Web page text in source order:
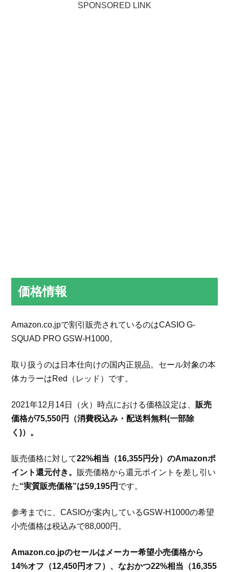
SPONSORED LINK
価格情報
Amazon.co.jpで割引販売されているのはCASIO G-
SQUAD PRO GSW-H1000。
取り扱うのは日本仕向けの国内正規品。セール対象の本
体カラーはRed（レッド）です。
2021年12月14日（火）時点における価格設定は、 販売
価格が75,550円（消費税込み・配送料無料(一部除
く)）。
販売価格に対して22%相当（16,355円分）のAmazonポ
イント還元付き。 販売価格から還元ポイントを差し引い
た“実質販売価格”は59,195円 です。
参考までに、CASIOが案内しているGSW-H1000の希望
小売価格は税込みで88,000円。
Amazon.co.jpのセールはメーカー希望小売価格から
14%オフ（12,450円オフ）、なおかつ22%相当（16,355